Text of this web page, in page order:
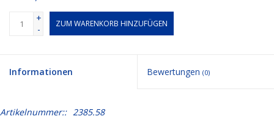
+
-
ZUM WARENKORB HINZUFÜGEN
Informationen Bewertungen (0)
Artikelnummer:: 2385.58